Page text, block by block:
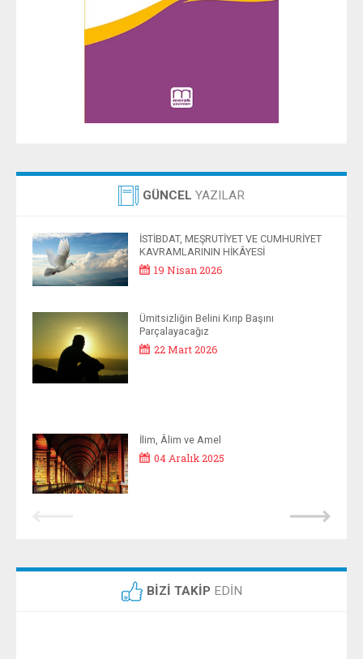
GÜNCEL YAZILAR
İSTİBDAT, MEŞRUTİYET VE CUMHURİYET
KAVRAMLARININ HİKÂYESİ
19 Nisan 2026
Ümitsizliğin Belini Kırıp Başını
Parçalayacağız
22 Mart 2026
İlim, Âlim ve Amel
04 Aralık 2025
BİZİ TAKİP EDİN